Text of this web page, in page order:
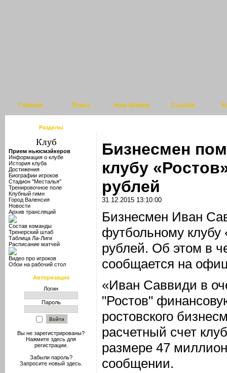
Главная Поиск Наш баннер Ссылки
Разделы
Прием ньюсмэйкеров
Информация о клубе
История клуба
Достижения
Биографии игроков
Стадион "Месталья"
Тренировочное поле
Клубный гимн
Город Валенсия
Новости
Архив трансляций
Состав команды
Тренерский штаб
Таблица Ла-Лиги
Расписание матчей
Видео про игроков
Обои на рабочий стол
Авторизация
Логин
Пароль
Вы не зарегистрированы?
Нажмите здесь для
регистрации.
Забыли пароль?
Запросите новый здесь.
Бизнесмен
клубу
рублей
31.12.2015 13:10:00
Бизнесмен Иван
футбольному
рублей. Об этом в
сообщается на
«Иван Саввиди в
"Ростов"
ростовского
расчетный счет
размере 47
сообщении.